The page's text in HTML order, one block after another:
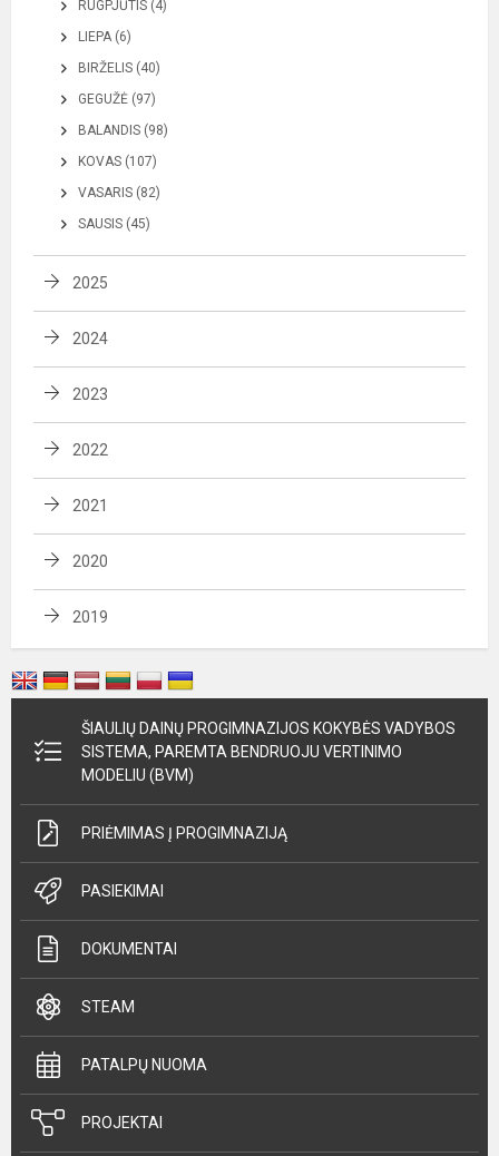
RUGPJŪTIS (4)
LIEPA (6)
BIRŽELIS (40)
GEGUŽĖ (97)
BALANDIS (98)
KOVAS (107)
VASARIS (82)
SAUSIS (45)
2025
2024
2023
2022
2021
2020
2019
ŠIAULIŲ DAINŲ PROGIMNAZIJOS KOKYBĖS VADYBOS
SISTEMA, PAREMTA BENDRUOJU VERTINIMO
MODELIU (BVM)
PRIĖMIMAS Į PROGIMNAZIJĄ
PASIEKIMAI
DOKUMENTAI
STEAM
PATALPŲ NUOMA
PROJEKTAI